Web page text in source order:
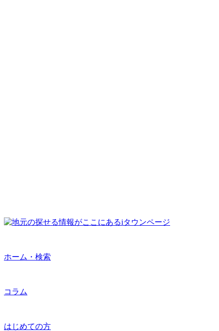
ホーム・検索
コラム
はじめての方